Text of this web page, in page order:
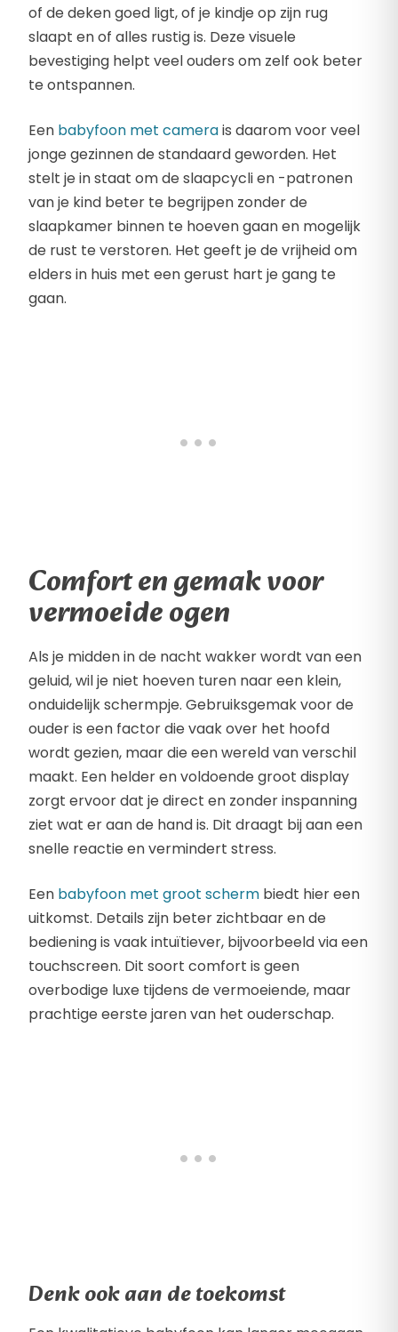
of de deken goed ligt, of je kindje op zijn rug
slaapt en of alles rustig is. Deze visuele
bevestiging helpt veel ouders om zelf ook beter
te ontspannen.
Een babyfoon met camerais daarom voor veel
jonge gezinnen de standaard geworden. Het
stelt je in staat om de slaapcycli en -patronen
van je kind beter te begrijpen zonder de
slaapkamer binnen te hoeven gaan en mogelijk
de rust te verstoren. Het geeft je de vrijheid om
elders in huis met een gerust hart je gang te
gaan.
Comfort en gemak voor
vermoeide ogen
Als je midden in de nacht wakker wordt van een
geluid, wil je niet hoeven turen naar een klein,
onduidelijk schermpje. Gebruiksgemak voor de
ouder is een factor die vaak over het hoofd
wordt gezien, maar die een wereld van verschil
maakt. Een helder en voldoende groot display
zorgt ervoor dat je direct en zonder inspanning
ziet wat er aan de hand is. Dit draagt bij aan een
snelle reactie en vermindert stress.
Een babyfoon met groot scherm biedt hier een
uitkomst. Details zijn beter zichtbaar en de
bediening is vaak intuïtiever, bijvoorbeeld via een
touchscreen. Dit soort comfort is geen
overbodige luxe tijdens de vermoeiende, maar
prachtige eerste jaren van het ouderschap.
Denk ook aan de toekomst